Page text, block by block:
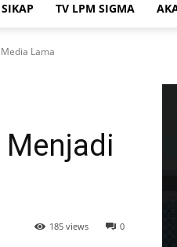
TV LPM SIGMA
Lama
0
185 views